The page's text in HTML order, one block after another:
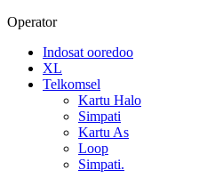
Operator
Indosat ooredoo
XL
Telkomsel
Kartu Halo
Simpati
Kartu As
Loop
Simpati.